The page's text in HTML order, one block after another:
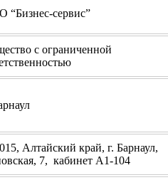
“Бизнес-сервис”
с ограниченной
Алтайский край, г. Барнаул,
7, кабинет А1-104